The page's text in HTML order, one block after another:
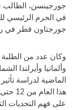
جورجينسن، الطالب
في الحرم الرئيسي
جورجتاون قطر في
وكان عدد من الطلبة
وألمانيا وأيرلندا
الماضية لدراسة
على فهم التحديات